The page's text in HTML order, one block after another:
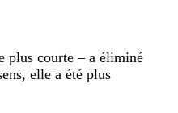
plus courte – a éliminé
elle a été plus